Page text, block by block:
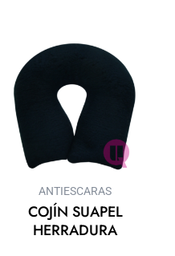
ANTIESCARAS
COJÍN SUAPEL
HERRADURA